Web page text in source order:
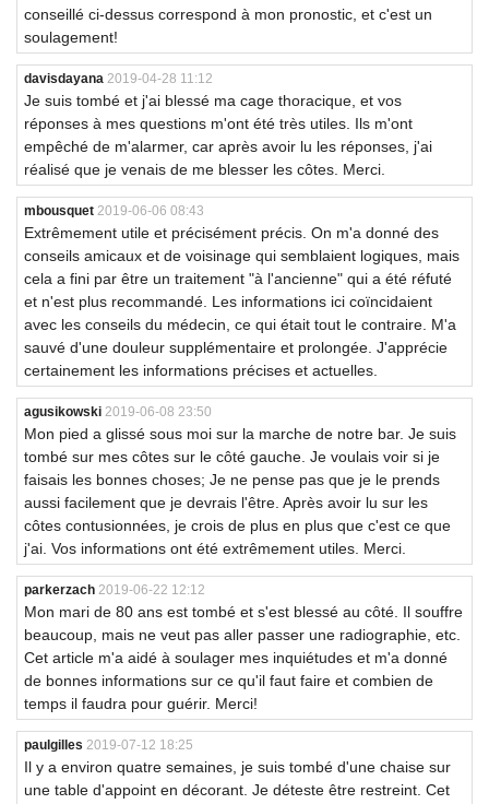
conseillé ci-dessus correspond à mon pronostic, et c'est un
soulagement!
davisdayana 2019-04-28 11:12
Je suis tombé et j'ai blessé ma cage thoracique, et vos
réponses à mes questions m'ont été très utiles. Ils m'ont
empêché de m'alarmer, car après avoir lu les réponses, j'ai
réalisé que je venais de me blesser les côtes. Merci.
mbousquet 2019-06-06 08:43
Extrêmement utile et précisément précis. On m'a donné des
conseils amicaux et de voisinage qui semblaient logiques, mais
cela a fini par être un traitement "à l'ancienne" qui a été réfuté
et n'est plus recommandé. Les informations ici coïncidaient
avec les conseils du médecin, ce qui était tout le contraire. M'a
sauvé d'une douleur supplémentaire et prolongée. J'apprécie
certainement les informations précises et actuelles.
agusikowski 2019-06-08 23:50
Mon pied a glissé sous moi sur la marche de notre bar. Je suis
tombé sur mes côtes sur le côté gauche. Je voulais voir si je
faisais les bonnes choses; Je ne pense pas que je le prends
aussi facilement que je devrais l'être. Après avoir lu sur les
côtes contusionnées, je crois de plus en plus que c'est ce que
j'ai. Vos informations ont été extrêmement utiles. Merci.
parkerzach 2019-06-22 12:12
Mon mari de 80 ans est tombé et s'est blessé au côté. Il souffre
beaucoup, mais ne veut pas aller passer une radiographie, etc.
Cet article m'a aidé à soulager mes inquiétudes et m'a donné
de bonnes informations sur ce qu'il faut faire et combien de
temps il faudra pour guérir. Merci!
paulgilles 2019-07-12 18:25
Il y a environ quatre semaines, je suis tombé d'une chaise sur
une table d'appoint en décorant. Je déteste être restreint. Cet